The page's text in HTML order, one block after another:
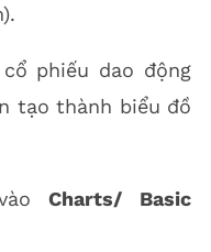
phiếu dao động
tạo thành biểu đồ
vàoCharts/ Basic